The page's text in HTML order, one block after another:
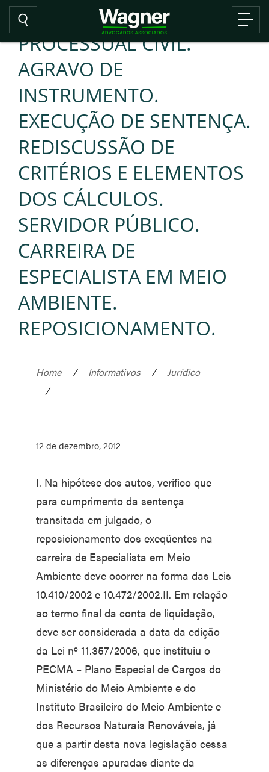
PROCESSUAL CIVIL.
AGRAVO DE
INSTRUMENTO.
EXECUÇÃO DE SENTENÇA.
REDISCUSSÃO DE
CRITÉRIOS E ELEMENTOS
DOS CÁLCULOS.
SERVIDOR PÚBLICO.
CARREIRA DE
ESPECIALISTA EM MEIO
AMBIENTE.
REPOSICIONAMENTO.
Home / Informativos /
Jurídico
/
12 de dezembro, 2012
I. Na hipótese dos autos, verifico que
para cumprimento da sentença
transitada em julgado, o
reposicionamento dos exeqüentes na
carreira de Especialista em Meio
Ambiente deve ocorrer na forma das Leis
10.410/2002 e 10.472/2002.II. Em relação
ao termo final da conta de liquidação,
deve ser considerada a data da edição
da Lei nº 11.357/2006, que instituiu o
PECMA – Plano Especial de Cargos do
Ministério do Meio Ambiente e do
Instituto Brasileiro do Meio Ambiente e
dos Recursos Naturais Renováveis, já
que a partir desta nova legislação cessa
as diferenças apuradas diante da